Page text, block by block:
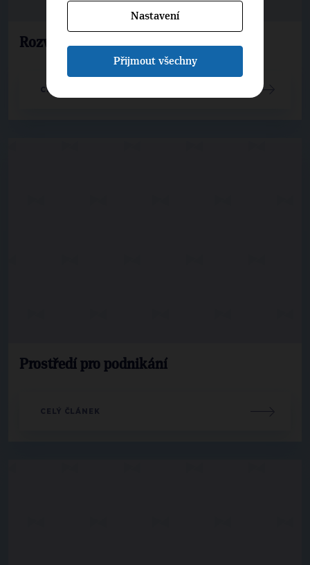
Rozvoj s rozmyslem
CELÝ ČLÁNEK
Prostředí pro podnikání
CELÝ ČLÁNEK
Nastavení
Přijmout všechny